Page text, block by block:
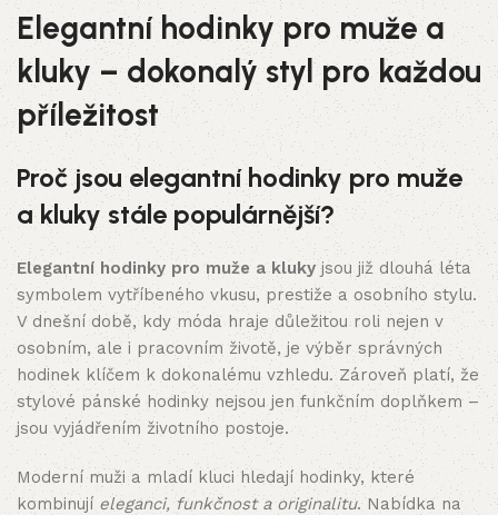
Elegantní hodinky pro muže a
kluky – dokonalý styl pro každou
příležitost
Proč jsou elegantní hodinky pro muže
a kluky stále populárnější?
Elegantní hodinky pro muže a klukyjsou již dlouhá léta
symbolem vytříbeného vkusu, prestiže a osobního stylu.
V dnešní době, kdy móda hraje důležitou roli nejen v
osobním, ale i pracovním životě, je výběr správných
hodinek klíčem k dokonalému vzhledu. Zároveň platí, že
stylové pánské hodinky nejsou jen funkčním doplňkem –
jsou vyjádřením životního postoje.
Moderní muži a mladí kluci hledají hodinky, které
kombinují eleganci, funkčnost a originalitu. Nabídka na